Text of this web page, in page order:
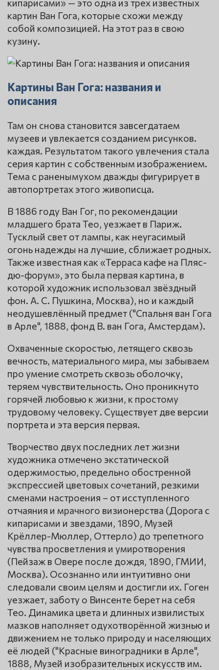
картин Ван Гога, которые схожи между
собой композицией. На этот раз в свою
кузину.
Картины Ван Гога: названия и
описания
Там он снова становится завсегдатаем
музеев и увлекается созданием рисунков.
каждая. Результатом такого увлечения стала
серия картин с собственным изображением.
Тема с раненымухом дважды фигурирует в
автопортретах этого живописца.
В 1886 году Ван Гог, по рекомендации
младшего брата Тео, уезжает в Париж.
Тусклый свет от лампы, как неугасимый
огонь надежды на лучшие, сближает родных.
Также известная как «Терраса кафе на Пляс-
дю-форум», это была первая картина, в
которой художник использовал звёздный
фон. А. С. Пушкина, Москва), но и каждый
неодушевлённый предмет ("Спальня ван Гога
в Арле", 1888, фонд В. ван Гога, Амстердам).
Охваченные скоростью, летящего сквозь
вечность, материального мира, мы забываем
про умение смотреть сквозь оболочку,
теряем чувствительность. Оно проникнуто
горячей любовью к жизни, к простому
трудовому человеку. Существует две версии
портрета и эта версия первая.
Творчество двух последних лет жизни
художника отмечено экстатической
одержимостью, предельно обостренной
экспрессией цветовых сочетаний, резкими
сменами настроения – от исступленного
отчаяния и мрачного визионерства (Дорога с
кипарисами и звездами, 1890, Музей
Крёллер-Мюллер, Оттерло) до трепетного
чувства просветления и умиротворения
(Пейзаж в Овере после дождя, 1890, ГМИИ,
Москва). Осознанно или интуитивно они
следовали своим целям и достигли их. Гоген
уезжает, заботу о Винсенте берет на себя
Тео. Динамика цвета и длинных извилистых
мазков наполняет одухотворённой жизнью и
движением не только природу и населяющих
её людей ("Красные виноградники в Арле",
1888, Музей изобразительных искусств им.